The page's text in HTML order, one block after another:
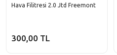
Hava Filitresi 2.0 Jtd Freemont
300,00 TL